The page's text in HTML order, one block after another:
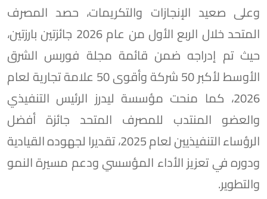
وعلى صعيد الإنجازات والتكريمات، حصد المصرف
المتحد خلال الربع الأول من عام 2026 جائزتين بارزتين،
حيث تم إدراجه ضمن قائمة مجلة فوربس الشرق
الأوسط لأكبر 50 شركة وأقوى 50 علامة تجارية لعام
2026، كما منحت مؤسسة ليدرز الرئيس التنفيذي
والعضو المنتدب للمصرف المتحد جائزة أفضل
الرؤساء التنفيذيين لعام 2025، تقديرا لجهوده القيادية
ودوره في تعزيز الأداء المؤسسي ودعم مسيرة النمو
والتطوير.